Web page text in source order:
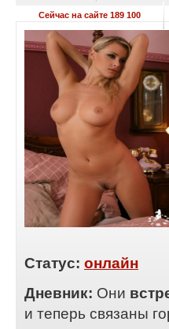
Сейчас на сайте 189 100
Статус: онлайн
Дневник: Они
и теперь связаны